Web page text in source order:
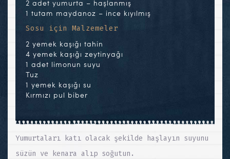
2 adet yumurta – haşlanmış
1 tutam maydanoz – ince kıyılmış
Sosu için Malzemeler
2 yemek kaşığı tahin
4 yemek kaşığı zeytinyağı
1 adet limonun suyu
Tuz
1 yemek kaşığı su
Kırmızı pul biber
Yumurtaları katı olacak şekilde haşlayın suyunu
süzün ve kenara alıp soğutun.